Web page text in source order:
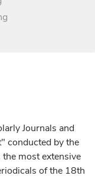
Journals and
conducted by the
most extensive
of the 18th